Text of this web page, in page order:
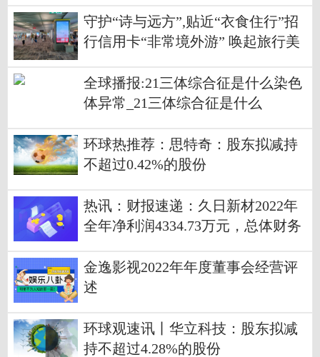
守护“诗与远方”,贴近“衣食住行”招
行信用卡“非常境外游” 唤起旅行美
全球播报:21三体综合征是什么染色
体异常_21三体综合征是什么
环球热推荐：思特奇：股东拟减持
不超过0.42%的股份
热讯：财报速递：久日新材2022年
全年净利润4334.73万元，总体财务
金逸影视2022年年度董事会经营评
述
环球观速讯丨华立科技：股东拟减
持不超过4.28%的股份